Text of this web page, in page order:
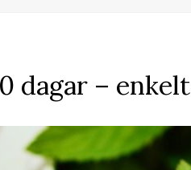
dagar – enkelt